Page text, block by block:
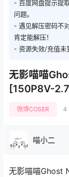
- 百度网盘提示提
问题。
- 遇见解压密码不
肯定能解压！
- 资源失效/充值未
无影喵喵
[150P8V-
微博COSER 4
喵小二
无影喵喵Ghost